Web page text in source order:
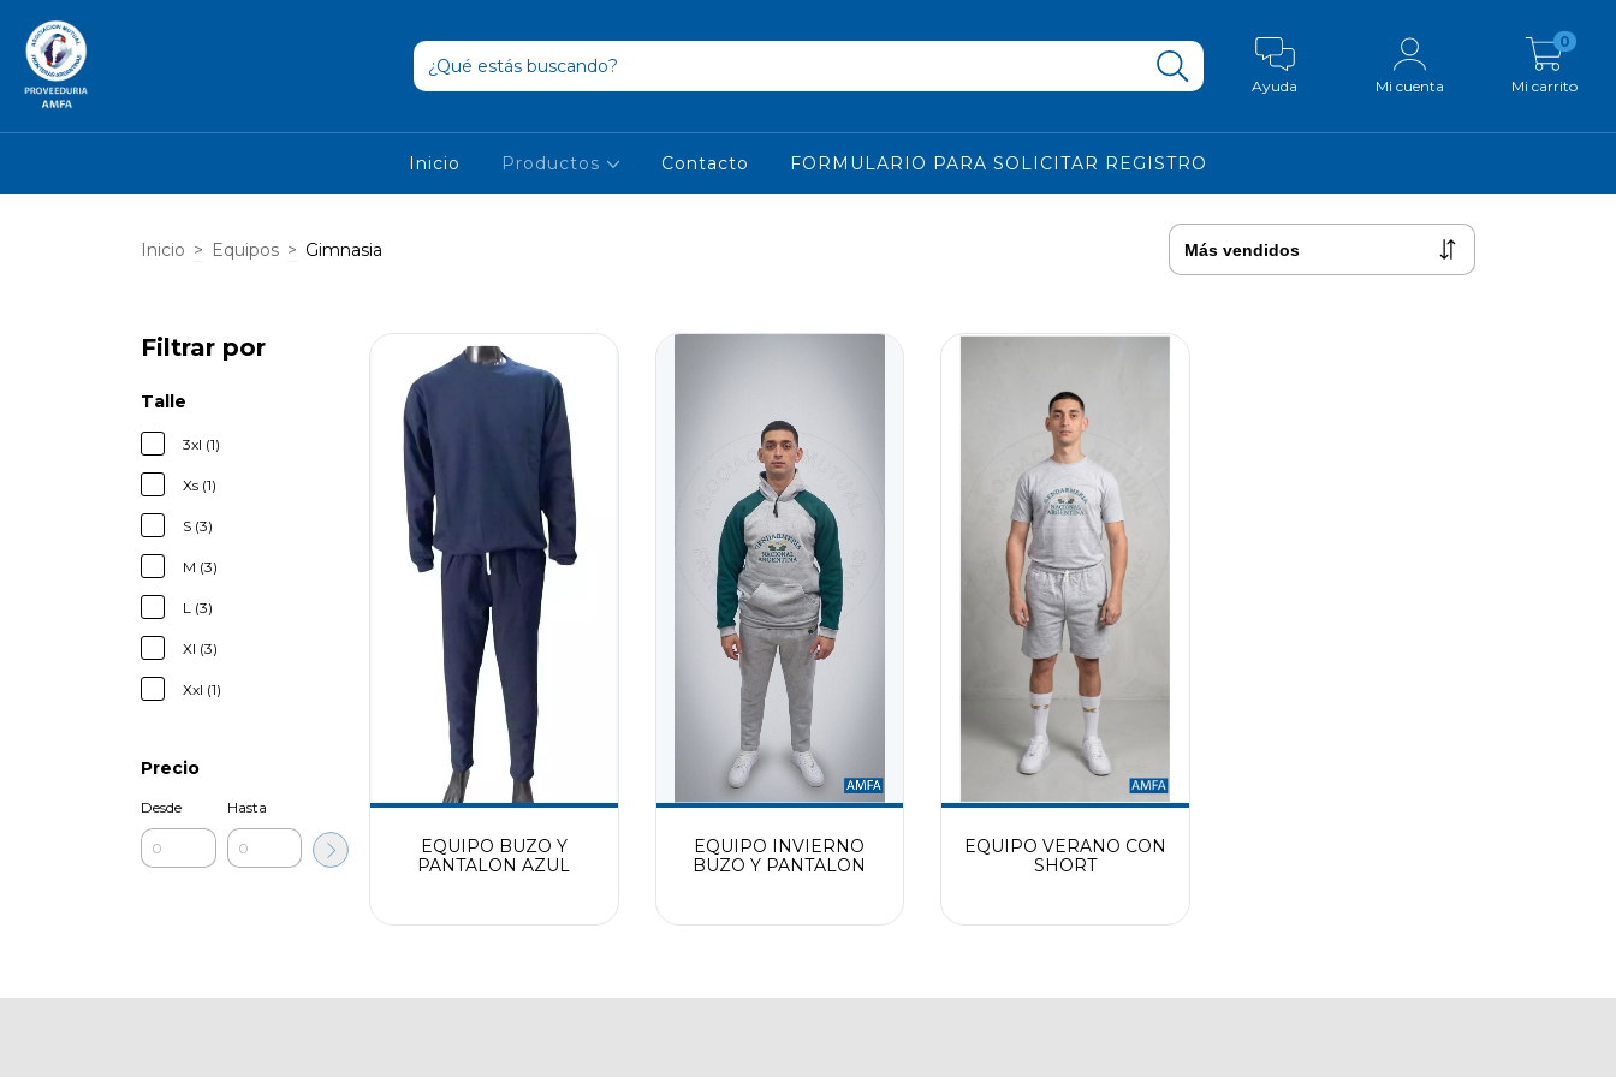
Ayuda Mi cuenta Mi carrito
0
Inicio Productos Contacto FORMULARIO PARA SOLICITAR REGISTRO
Inicio > Equipos > Gimnasia
Filtrar por
Talle
3xl (1)
Xs (1)
S (3)
M (3)
L (3)
Xl (3)
Xxl (1)
Precio
Desde Hasta
EQUIPO BUZO Y
PANTALON AZUL
EQUIPO INVIERNO
BUZO Y PANTALON
EQUIPO VERANO CON
SHORT